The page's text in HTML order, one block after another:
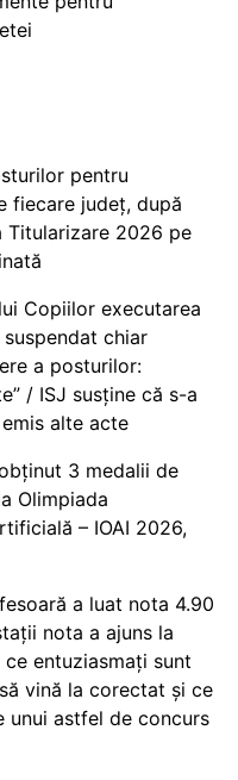
pentru
fiecare județ, după
Titularizare 2026 pe
Copiilor executarea
chiar
a posturilor:
/ ISJ susține că s-a
alte acte
3 medalii de
Olimpiada
– IOAI 2026,
a luat nota 4.90
nota a ajuns la
entuziasmați sunt
vină la corectat și ce
unui astfel de concurs